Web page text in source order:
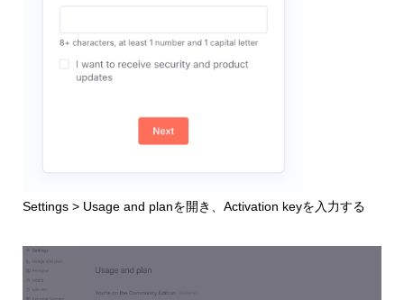
Settings > Usage and planを開き、Activation keyを入力する